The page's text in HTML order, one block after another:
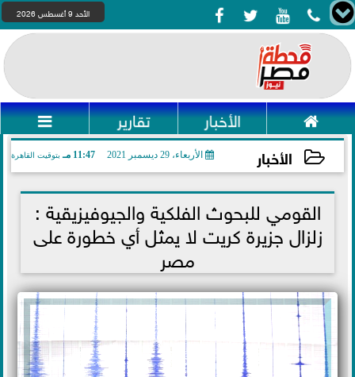
    الأحد 9 أغسطس 2026
 الأخبار تقارير 
الأخبار الأربعاء، 29 ديسمبر 2021 11:47 مـ بتوقيت القاهرة
2021-12-29 23:47:14القومي للبحوث الفلكية والجيوفيزيقية :
زلزال جزيرة كريت لا يمثل أي خطورة على
مصر